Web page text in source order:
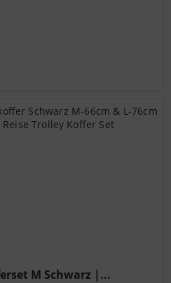
M Schwarz |...